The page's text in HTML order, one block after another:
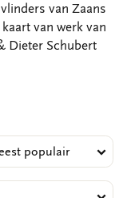
van Zaans
van werk van
Dieter Schubert